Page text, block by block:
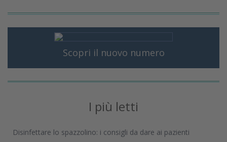
Scopri il nuovo numero
I più letti
Disinfettare lo spazzolino: i consigli da dare ai pazienti